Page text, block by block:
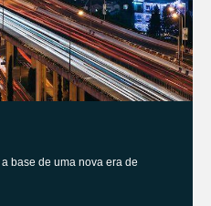
base de uma nova era de